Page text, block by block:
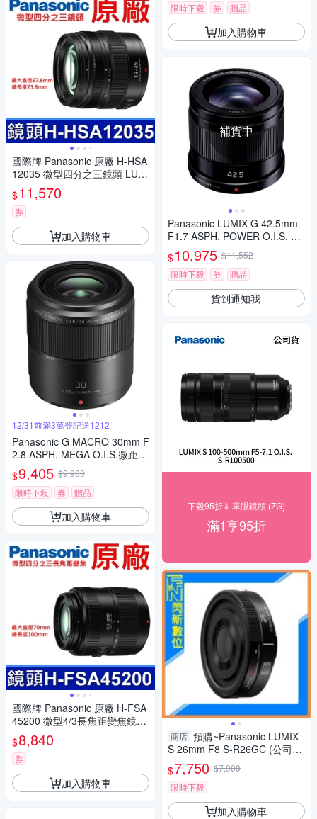
國際牌 Panasonic 原廠 H-HSA
12035 微型四分之三鏡頭 LUMI
X G X VARIO 12-35mm 相機
$11,570
券
加入購物車
12/31前滿3萬登記送1212
Panasonic G MACRO 30mm F
2.8 ASPH. MEGA O.I.S.微距鏡
頭 公司貨
$9,405 $9,900
限時下殺
券 贈品
加入購物車
國際牌 Panasonic 原廠 H-FSA
45200 微型4/3長焦距變焦鏡頭
LUMIX G X VARIO 45-200mm
單眼鏡頭 相機
$8,840
券
加入購物車
限時下殺
券 贈品
加入購物車
補貨中
Panasonic LUMIX G 42.5mm
F1.7 ASPH. POWER O.I.S. 大
光圈 定焦鏡頭 公司貨
$10,975 $11,552
限時下殺
券 贈品
貨到通知我
下殺95折⇓ 單眼鏡頭 (ZG)
滿1享95折
商店 預購~Panasonic LUMIX
S 26mm F8 S-R26GC (公司貨,
SR26GC)
$7,750 $7,900
限時下殺
加入購物車